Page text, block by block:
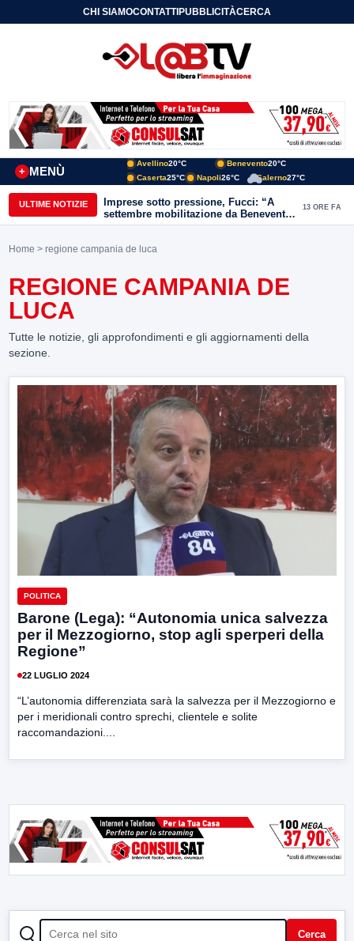
CHI SIAMOCONTATTIPUBBLICITÀCERCA
MENÙ
+
Avellino20°C Benevento20°C
Caserta25°C Napoli26°C Salerno27°C
ULTIME NOTIZIE
Imprese sotto pressione, Fucci: “A
settembre mobilitazione da Benevento
e Avellino”
13 ORE FA
Home > regione campania de luca
REGIONE CAMPANIA DE
LUCA
Tutte le notizie, gli approfondimenti e gli aggiornamenti della
sezione.
POLITICA
Barone (Lega): “Autonomia unica salvezza
per il Mezzogiorno, stop agli sperperi della
Regione”
22 LUGLIO 2024
“L’autonomia differenziata sarà la salvezza per il Mezzogiorno e
per i meridionali contro sprechi, clientele e solite
raccomandazioni....
CERCA Cerca